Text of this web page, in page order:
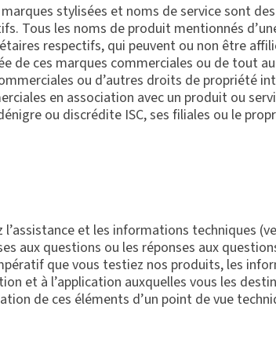
stylisées et noms de service sont
Tous les noms de produit mentionnés
respectifs, qui peuvent ou non être
de ces marques commerciales ou de tout
ou d’autres droits de propriété
en association avec un produit ou
ou discrédite ISC, ses filiales ou le
et les informations techniques
aux questions ou les réponses aux
que vous testiez nos produits, les
et à l’application auxquelles vous les
de ces éléments d’un point de vue